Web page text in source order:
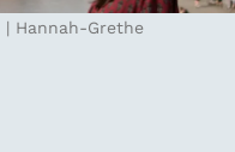
| Hannah-Grethe